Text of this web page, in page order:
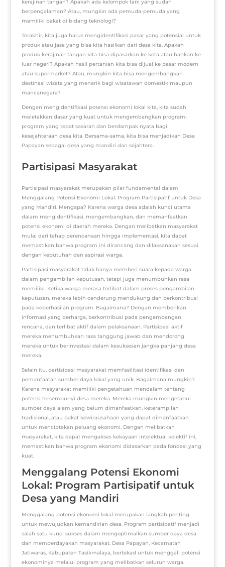
kerajinan tangan? Apakah ada kelompok tani yang sudah
berpengalaman? Atau, mungkin ada pemuda-pemuda yang
memiliki bakat di bidang teknologi?
Terakhir, kita juga harus mengidentifikasi pasar yang potensial untuk
produk atau jasa yang bisa kita hasilkan dari desa kita. Apakah
produk kerajinan tangan kita bisa dipasarkan ke kota atau bahkan ke
luar negeri? Apakah hasil pertanian kita bisa dijual ke pasar modern
atau supermarket? Atau, mungkin kita bisa mengembangkan
destinasi wisata yang menarik bagi wisatawan domestik maupun
mancanegara?
Dengan mengidentifikasi potensi ekonomi lokal kita, kita sudah
meletakkan dasar yang kuat untuk mengembangkan program-
program yang tepat sasaran dan berdampak nyata bagi
kesejahteraan desa kita. Bersama-sama, kita bisa menjadikan Desa
Papayan sebagai desa yang mandiri dan sejahtera.
Partisipasi Masyarakat
Partisipasi masyarakat merupakan pilar fundamental dalam
Menggalang Potensi Ekonomi Lokal: Program Partisipatif untuk Desa
yang Mandiri. Mengapa? Karena warga desa adalah kunci utama
dalam mengidentifikasi, mengembangkan, dan memanfaatkan
potensi ekonomi di daerah mereka. Dengan melibatkan masyarakat
mulai dari tahap perencanaan hingga implementasi, kita dapat
memastikan bahwa program ini dirancang dan dilaksanakan sesuai
dengan kebutuhan dan aspirasi warga.
Partisipasi masyarakat tidak hanya memberi suara kepada warga
dalam pengambilan keputusan, tetapi juga menumbuhkan rasa
memiliki. Ketika warga merasa terlibat dalam proses pengambilan
keputusan, mereka lebih cenderung mendukung dan berkontribusi
pada keberhasilan program. Bagaimana? Dengan memberikan
informasi yang berharga, berkontribusi pada pengembangan
rencana, dan terlibat aktif dalam pelaksanaan. Partisipasi aktif
mereka menumbuhkan rasa tanggung jawab dan mendorong
mereka untuk berinvestasi dalam kesuksesan jangka panjang desa
mereka.
Selain itu, partisipasi masyarakat memfasilitasi identifikasi dan
pemanfaatan sumber daya lokal yang unik. Bagaimana mungkin?
Karena masyarakat memiliki pengetahuan mendalam tentang
potensi tersembunyi desa mereka. Mereka mungkin mengetahui
sumber daya alam yang belum dimanfaatkan, keterampilan
tradisional, atau bakat kewirausahaan yang dapat dimanfaatkan
untuk menciptakan peluang ekonomi. Dengan melibatkan
masyarakat, kita dapat mengakses kekayaan intelektual kolektif ini,
memastikan bahwa program ekonomi didasarkan pada fondasi yang
kuat.
Menggalang Potensi Ekonomi
Lokal: Program Partisipatif untuk
Desa yang Mandiri
Menggalang potensi ekonomi lokal merupakan langkah penting
untuk mewujudkan kemandirian desa. Program partisipatif menjadi
salah satu kunci sukses dalam mengoptimalkan sumber daya desa
dan memberdayakan masyarakat. Desa Papayan, Kecamatan
Jatiwaras, Kabupaten Tasikmalaya, bertekad untuk menggali potensi
ekonominya melalui program yang melibatkan seluruh warga.